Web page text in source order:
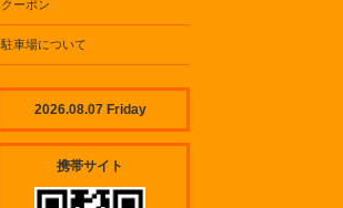
クーポン
駐車場について
2026.08.07 Friday
携帯サイト